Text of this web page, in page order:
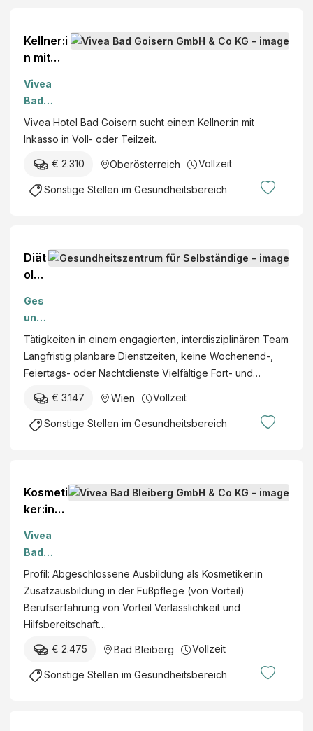
Kellner:i
n mit
m/w/d
Vivea
Bad
Goisern
GmbH &
Vivea Hotel Bad Goisern sucht eine:n Kellner:in mit
Inkasso in Voll- oder Teilzeit.
€ 2.310 Oberösterreich Vollzeit
Sonstige Stellen im Gesundheitsbereich
Diät
olog
iätol
oge
(m/
w/d
)
Ges
und
heit
szen
trum
Selb
stän
dige
Tätigkeiten in einem engagierten, interdisziplinären Team
Langfristig planbare Dienstzeiten, keine Wochenend-,
Feiertags- oder Nachtdienste Vielfältige Fort- und…
€ 3.147 Wien Vollzeit
Sonstige Stellen im Gesundheitsbereich
Kosmeti
ker:in
(mit
Fußpfle
geausbi
ldung)
Voll-
oder
Teilzeit
nach
Abspra
Vivea
Bad
Bleiberg
GmbH &
Co KG
Profil: Abgeschlossene Ausbildung als Kosmetiker:in
Zusatzausbildung in der Fußpflege (von Vorteil)
Berufserfahrung von Vorteil Verlässlichkeit und
Hilfsbereitschaft…
€ 2.475 Bad Bleiberg Vollzeit
Sonstige Stellen im Gesundheitsbereich